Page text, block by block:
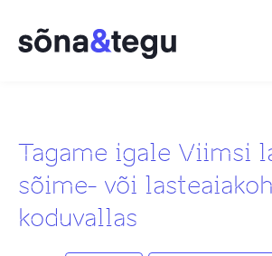
Tagame igale Viimsi
sõime- või
koduvallas